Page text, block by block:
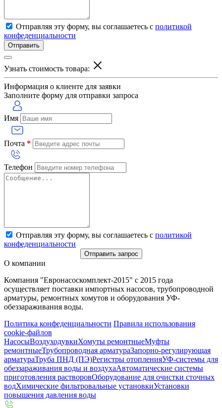
Отправляя эту форму, вы соглашаетесь с политикой
конфеденциальности
Отправить
Узнать стоимость товара:
Информация о клиенте для заявки
Заполните форму для отправки запроса
Имя
Почта *
Телефон
Отправляя эту форму, вы соглашаетесь с политикой
конфеденциальности
Отправить запрос
О компании
Компания "Евронасоскомплект-2015" с 2015 года
осуществляет поставки импортных насосов, трубопроводной
арматуры, ремонтных хомутов и оборудования УФ-
обеззараживания воды.
Политика конфеденциальности Правила использования
cookie-файлов
НасосыВоздуходувкиХомуты ремонтныеМуфты
ремонтныеТрубопроводная арматураЗапорно-регулирующая
арматураТруба ПНД (ПЭ)Регистры отопленияУФ-системы для
обеззараживания воды и воздухаАвтоматические системы
приготовления растворовОборудование для очистки сточных
водХимические фильтровальные установкиУстановки
повышения давления воды